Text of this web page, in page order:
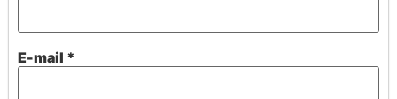
E-mail *